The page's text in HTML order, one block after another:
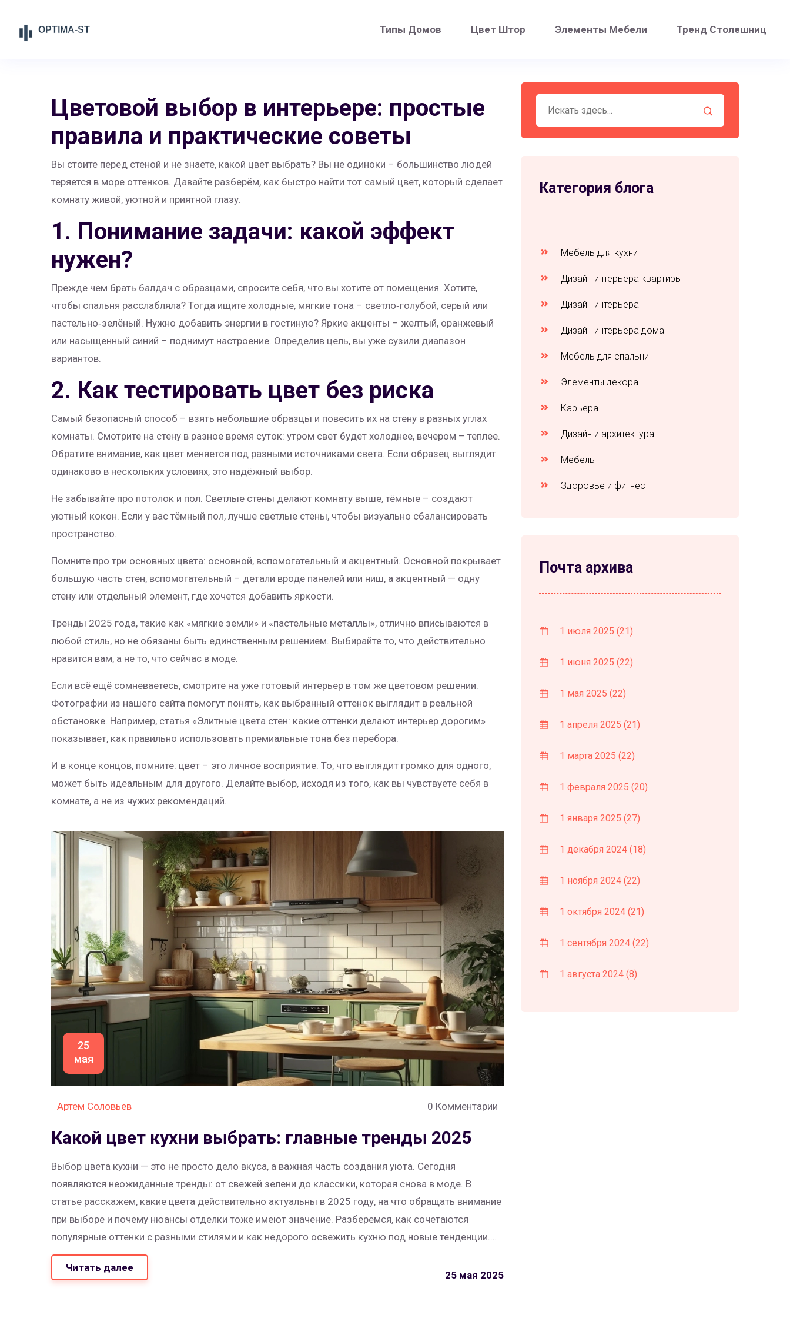
Типы Домов Цвет Штор Элементы Мебели Тренд Столешниц
Цветовой выбор в интерьере: простые
правила и практические советы
Вы стоите перед стеной и не знаете, какой цвет выбрать? Вы не одиноки – большинство людей
теряется в море оттенков. Давайте разберём, как быстро найти тот самый цвет, который сделает
комнату живой, уютной и приятной глазу.
1. Понимание задачи: какой эффект
нужен?
Прежде чем брать балдач с образцами, спросите себя, что вы хотите от помещения. Хотите,
чтобы спальня расслабляла? Тогда ищите холодные, мягкие тона – светло‑голубой, серый или
пастельно‑зелёный. Нужно добавить энергии в гостиную? Яркие акценты – желтый, оранжевый
или насыщенный синий – поднимут настроение. Определив цель, вы уже сузили диапазон
вариантов.
2. Как тестировать цвет без риска
Самый безопасный способ – взять небольшие образцы и повесить их на стену в разных углах
комнаты. Смотрите на стену в разное время суток: утром свет будет холоднее, вечером – теплее.
Обратите внимание, как цвет меняется под разными источниками света. Если образец выглядит
одинаково в нескольких условиях, это надёжный выбор.
Не забывайте про потолок и пол. Светлые стены делают комнату выше, тёмные – создают
уютный кокон. Если у вас тёмный пол, лучше светлые стены, чтобы визуально сбалансировать
пространство.
Помните про три основных цвета: основной, вспомогательный и акцентный. Основной покрывает
большую часть стен, вспомогательный – детали вроде панелей или ниш, а акцентный — одну
стену или отдельный элемент, где хочется добавить яркости.
Тренды 2025 года, такие как «мягкие земли» и «пастельные металлы», отлично вписываются в
любой стиль, но не обязаны быть единственным решением. Выбирайте то, что действительно
нравится вам, а не то, что сейчас в моде.
Если всё ещё сомневаетесь, смотрите на уже готовый интерьер в том же цветовом решении.
Фотографии из нашего сайта помогут понять, как выбранный оттенок выглядит в реальной
обстановке. Например, статья «Элитные цвета стен: какие оттенки делают интерьер дорогим»
показывает, как правильно использовать премиальные тона без перебора.
И в конце концов, помните: цвет – это личное восприятие. То, что выглядит громко для одного,
может быть идеальным для другого. Делайте выбор, исходя из того, как вы чувствуете себя в
комнате, а не из чужих рекомендаций.
25
мая
Артем Соловьев 0 Комментарии
Какой цвет кухни выбрать: главные тренды 2025
Выбор цвета кухни — это не просто дело вкуса, а важная часть создания уюта. Сегодня
появляются неожиданные тренды: от свежей зелени до классики, которая снова в моде. В
статье расскажем, какие цвета действительно актуальны в 2025 году, на что обращать внимание
при выборе и почему нюансы отделки тоже имеют значение. Разберемся, как сочетаются
популярные оттенки с разными стилями и как недорого освежить кухню под новые тенденции.
Поделимся простыми советами, которые позволят сделать кухню стильной и функциональной.
Читать далее
25 мая 2025
Категория блога
Мебель для кухни
Дизайн интерьера квартиры
Дизайн интерьера
Дизайн интерьера дома
Мебель для спальни
Элементы декора
Карьера
Дизайн и архитектура
Мебель
Здоровье и фитнес
Почта архива
1 июля 2025 (21)
1 июня 2025 (22)
1 мая 2025 (22)
1 апреля 2025 (21)
1 марта 2025 (22)
1 февраля 2025 (20)
1 января 2025 (27)
1 декабря 2024 (18)
1 ноября 2024 (22)
1 октября 2024 (21)
1 сентября 2024 (22)
1 августа 2024 (8)